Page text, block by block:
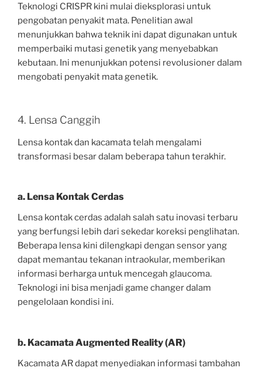
Teknologi CRISPR kini mulai dieksplorasi untuk
pengobatan penyakit mata. Penelitian awal
menunjukkan bahwa teknik ini dapat digunakan untuk
memperbaiki mutasi genetik yang menyebabkan
kebutaan. Ini menunjukkan potensi revolusioner dalam
mengobati penyakit mata genetik.
4. Lensa Canggih
Lensa kontak dan kacamata telah mengalami
transformasi besar dalam beberapa tahun terakhir.
a. Lensa Kontak Cerdas
Lensa kontak cerdas adalah salah satu inovasi terbaru
yang berfungsi lebih dari sekedar koreksi penglihatan.
Beberapa lensa kini dilengkapi dengan sensor yang
dapat memantau tekanan intraokular, memberikan
informasi berharga untuk mencegah glaucoma.
Teknologi ini bisa menjadi game changer dalam
pengelolaan kondisi ini.
b. Kacamata Augmented Reality (AR)
Kacamata AR dapat menyediakan informasi tambahan